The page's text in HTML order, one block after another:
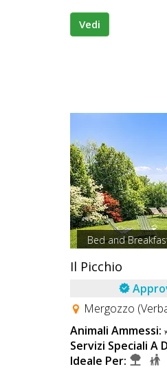
Vedi
Bed and
Il Picchio
Mergozzo
Animali Ammessi:
Servizi Speciali A
Ideale Per: